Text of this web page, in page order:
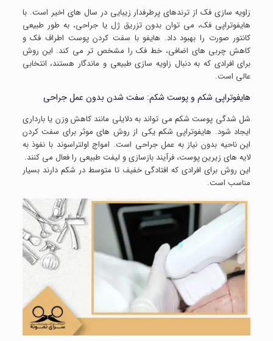
زاویه سازی فک از ترندهای پرطرفدار زیبایی در سال های اخیر است. با
هایفوتراپی فک، می توان بدون تزریق ژل یا جراحی، به طور طبیعی
کانتور صورت را بهبود داد. هایفو با سفت کردن پوست اطراف فک و
کاهش چربی های اضافی، خط فک را مشخص تر می کند. این روش
برای افرادی که به دنبال زاویه سازی طبیعی و ماندگار هستند، انتخابی
عالی است.
هایفوتراپی شکم و پوست شکم: سفت شدن بدون عمل جراحی
شل شدگی پوست شکم می تواند به دلایلی مانند کاهش وزن یا بارداری
ایجاد شود. هایفوتراپی شکم یکی از روش های موثر برای سفت کردن
این ناحیه بدون نیاز به عمل جراحی است. امواج اولتراسوند با نفوذ به
لایه های زیرین پوست، فرآیند بازسازی و لیفت طبیعی را فعال می کنند.
این روش برای افرادی که افتادگی خفیف تا متوسط در شکم دارند بسیار
مناسب است.